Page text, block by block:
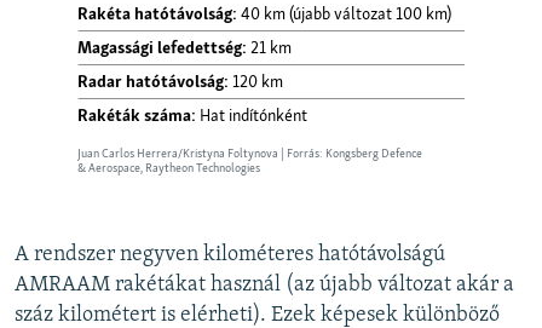
A rendszer negyven kilométeres hatótávolságú
AMRAAM rakétákat használ (az újabb változat akár a
száz kilométert is elérheti). Ezek képesek különböző